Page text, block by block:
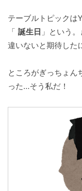
テーブルトピックは
「 誕生日 」という
違いないと期待した
ところがぎっちょん
った…そう私だ！